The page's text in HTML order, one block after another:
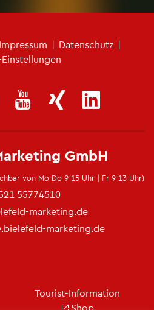
Im­pres­sum | Da­ten­schutz |
GmbH
von Mo-Do 9-15 Uhr | Fr 9-13 Uhr)
55774510
​marketing.​de
​marketing.​de
Tou­rist-In­for­ma­ti­on
Shop